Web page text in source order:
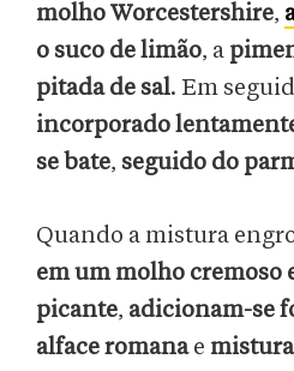
molho Worcestershire,
o suco de limão, a
pitada de sal. Em
incorporado
se bate, seguido do
Quando a mistura
em um molho cremoso
picante, adicionam-se
alface romanae